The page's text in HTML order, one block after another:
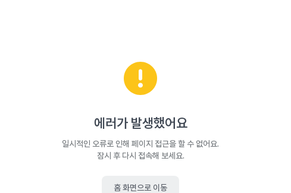
에러가 발생했어요
일시적인 오류로 인해 페이지 접근을 할 수 없어요.
잠시 후 다시 접속해 보세요.
홈 화면으로 이동